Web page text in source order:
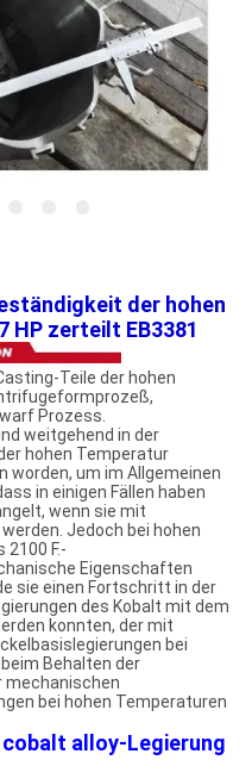
der hohen
HP zerteilt EB3381
Teile der hohen
Prozess.
weitgehend in der
hohen Temperatur
worden, um im Allgemeinen
in einigen Fällen haben
wenn sie mit
Jedoch bei hohen
F.-
Eigenschaften
sie einen Fortschritt in der
des Kobalt mit dem
konnten, der mit
bei
Behalten der
mechanischen
bei hohen Temperaturen
alloy-Legierung